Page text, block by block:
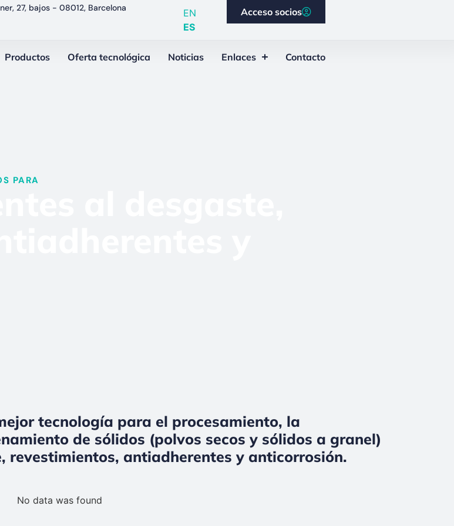
27, bajos - 08012, Barcelona
EN
ES
Acceso socios
Productos Oferta tecnológica Noticias Enlaces Contacto
PARA​
tecnología para el procesamiento, la
de sólidos (polvos secos y sólidos a granel)
revestimientos, antiadherentes y anticorrosión.
No data was found